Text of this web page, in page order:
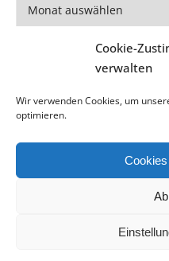
Cookie-
verwalten
Wir verwenden Cookies, um
optimieren.
Bard
Datenschutzerklärung